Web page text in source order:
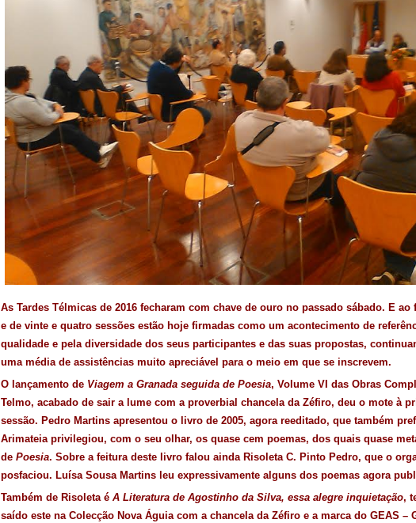
As Tardes Télmicas de 2016 fecharam com chave de ouro no passado sábado. E ao
e de vinte e quatro sessões estão hoje firmadas como um acontecimento de
qualidade e pela diversidade dos seus participantes e das suas propostas,
uma média de assistências muito apreciável para o meio em que se inscrevem.
O lançamento de Viagem a Granada seguida de Poesia, Volume VI das Obras
Telmo, acabado de sair a lume com a proverbial chancela da Zéfiro, deu o mote à
sessão. Pedro Martins apresentou o livro de 2005, agora reeditado, que também
Arimateia privilegiou, com o seu olhar, os quase cem poemas, dos quais quase
de Poesia. Sobre a feitura deste livro falou ainda Risoleta C. Pinto Pedro, que o
posfaciou. Luísa Sousa Martins leu expressivamente alguns dos poemas agora
Também de Risoleta é A Literatura de Agostinho da Silva, essa alegre inquietação,
saído este na Colecção Nova Águia com a chancela da Zéfiro e a marca do GEAS –